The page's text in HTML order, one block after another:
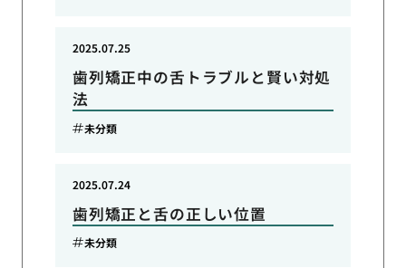
歯列矯正中の舌トラブルと賢い対処
法
2025.07.25
未分類
歯列矯正と舌の正しい位置
2025.07.24
未分類